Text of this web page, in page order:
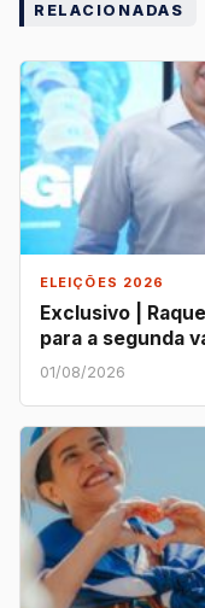
RELACIONADAS
ELEIÇÕES 2026
Exclusivo |
para a segunda
01/08/2026